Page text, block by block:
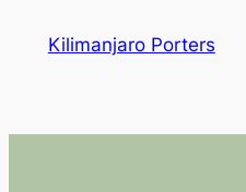
Kilimanjaro Porters